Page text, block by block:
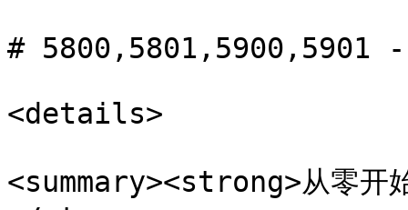
# 5800,5801,5900,5901
<details>
<summary><strong>从零开